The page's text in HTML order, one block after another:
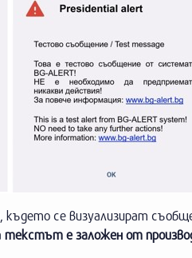
където се визуализират
текстът е заложен от